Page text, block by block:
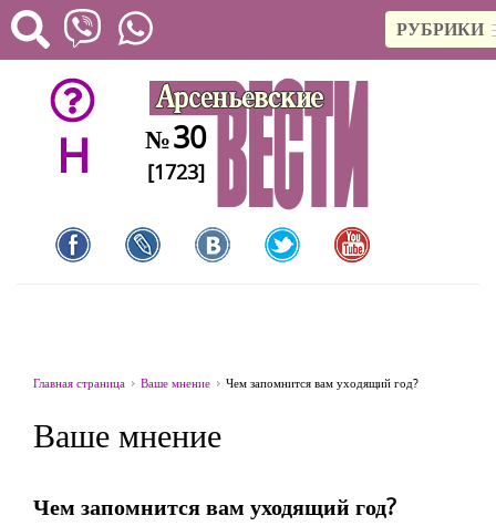
РУБРИКИ
H №30
[1723]
Главная страница Ваше мнение Чем запомнится вам уходящий год?
Ваше мнение
Чем запомнится вам уходящий год?